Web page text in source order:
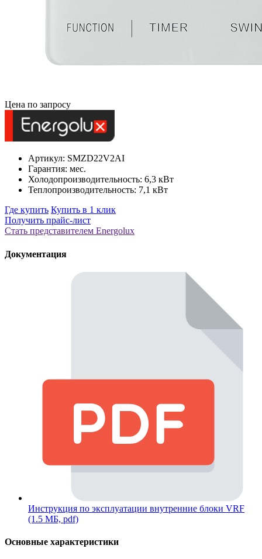
Цена по запросу
Артикул: SMZD22V2AI
Гарантия: мес.
Холодопроизводительность: 6,3 кВт
Теплопроизводительность: 7,1 кВт
Где купить Купить в 1 клик
Получить прайс-лист
Стать представителем Еnergolux
Документация
Инструкция по эксплуатации внутренние блоки VRF
(1.5 МБ, pdf)
Основные характеристики